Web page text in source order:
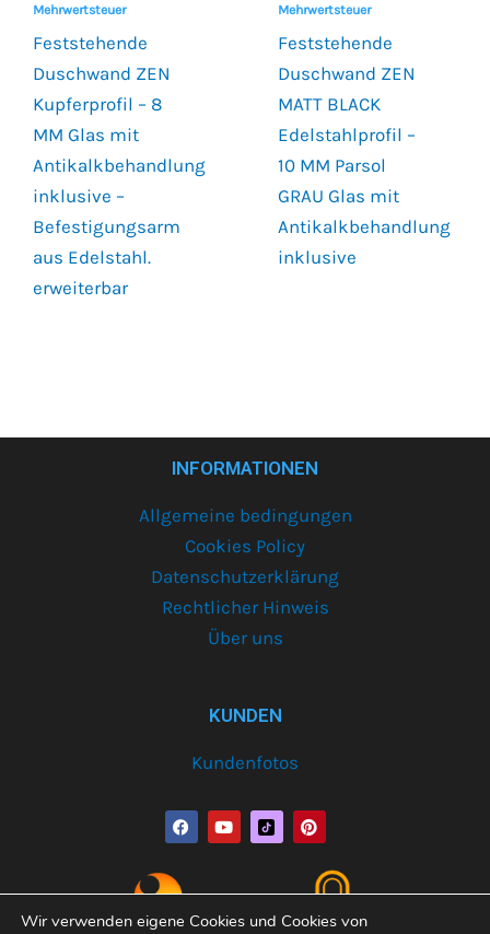
Mehrwertsteuer
Feststehende
Duschwand ZEN
Kupferprofil – 8
MM Glas mit
Antikalkbehandlung
inklusive –
Befestigungsarm
aus Edelstahl.
erweiterbar
Mehrwertsteuer
Feststehende
Duschwand ZEN
MATT BLACK
Edelstahlprofil –
10 MM Parsol
GRAU Glas mit
Antikalkbehandlung
inklusive
INFORMATIONEN
Allgemeine bedingungen
Cookies Policy
Datenschutzerklärung
Rechtlicher Hinweis
Über uns
KUNDEN
Kundenfotos
F
a
c
b
o
o
Y
o
u
b
e
P
i
n
e
r
e
Wir verwenden eigene Cookies und Cookies von